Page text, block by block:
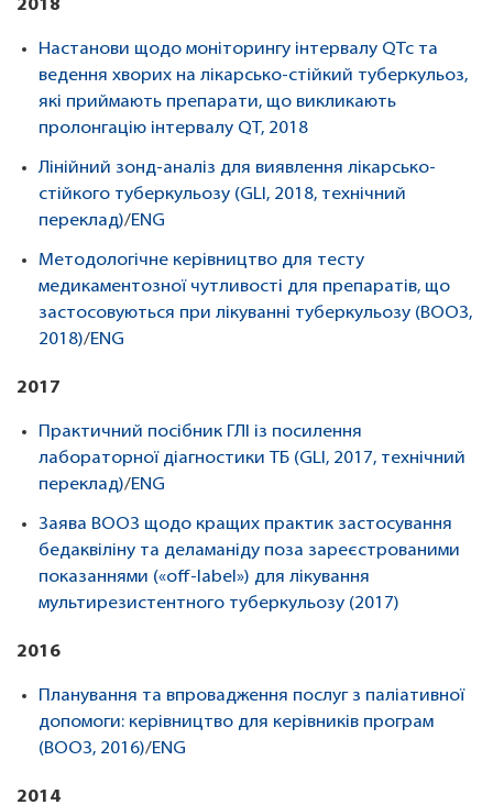
2018
Настанови щодо моніторингу інтервалу QTc та
ведення хворих на лікарсько-стійкий туберкульоз,
які приймають препарати, що викликають
пролонгацію інтервалу QT, 2018
Лінійний зонд-аналіз для виявлення лікарсько-
стійкого туберкульозу (GLI, 2018, технічний
переклад)/ENG
Методологічне керівництво для тесту
медикаментозної чутливості для препаратів, що
застосовуються при лікуванні туберкульозу (ВООЗ,
2018)/ENG
2017
Практичний посібник ГЛІ із посилення
лабораторної діагностики ТБ (GLI, 2017, технічний
переклад)/ENG
Заява ВООЗ щодо кращих практик застосування
бедаквіліну та деламаніду поза зареєстрованими
показаннями («off-label») для лікування
мультирезистентного туберкульозу (2017)
2016
Планування та впровадження послуг з паліативної
допомоги: керівництво для керівників програм
(ВООЗ, 2016)/ENG
2014